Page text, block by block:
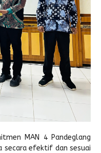
MAN 4 Pandeglang
secara efektif dan sesuai